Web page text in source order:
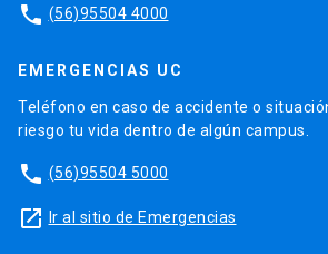
phone (56)95504 4000
EMERGENCIAS UC
Teléfono en caso de accidente o
riesgo tu vida dentro de algún campus.
phone (56)95504 5000
launch Ir al sitio de Emergencias